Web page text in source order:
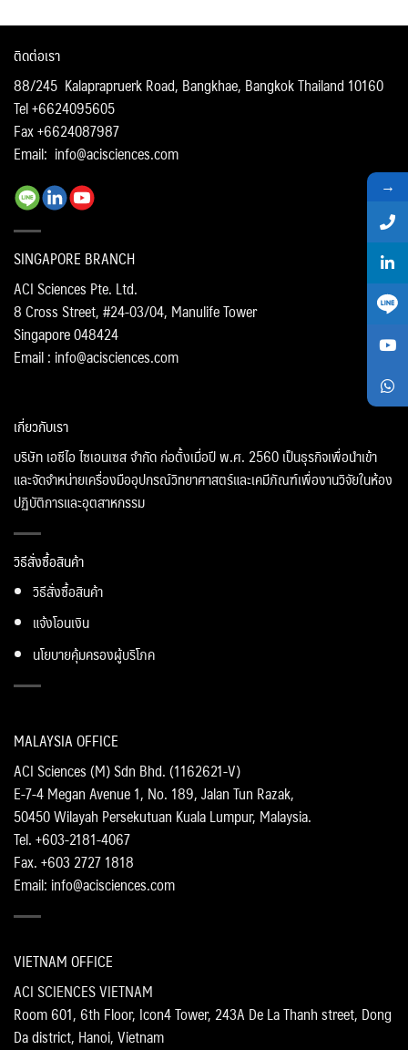
ติดต่อเรา
88/245 Kalaprapruerk Road, Bangkhae, Bangkok Thailand 10160
Tel +6624095605
Fax +6624087987
Email: info@acisciences.com
SINGAPORE BRANCH
ACI Sciences Pte. Ltd.
8 Cross Street, #24-03/04, Manulife Tower
Singapore 048424
Email : info@acisciences.com
MALAYSIA OFFICE
ACI Sciences (M) Sdn Bhd. (1162621-V)
E-7-4 Megan Avenue 1, No. 189, Jalan Tun Razak,
50450 Wilayah Persekutuan Kuala Lumpur, Malaysia.
Tel. +603-2181-4067
Fax. +603 2727 1818
Email: info@acisciences.com
VIETNAM OFFICE
ACI SCIENCES VIETNAM
Room 601, 6th Floor, Icon4 Tower, 243A De La Thanh street, Dong
Da district, Hanoi, Vietnam
เกี่ยวกับเรา
บริษัท เอซีไอ ไซเอนเซส จำกัด ก่อตั้งเมื่อปี พ.ศ. 2560 เป็นธุรกิจเพื่อนำเข้า
และจัดจำหน่ายเครื่องมืออุปกรณ์วิทยาศาสตร์และเคมีภัณฑ์เพื่องานวิจัยในห้อง
ปฏิบัติการและอุตสาหกรรม
วิธีสั่งซื้อสินค้า
วิธีสั่งซื้อสินค้า
แจ้งโอนเงิน
นโยบายคุ้มครองผู้บริโภค
→